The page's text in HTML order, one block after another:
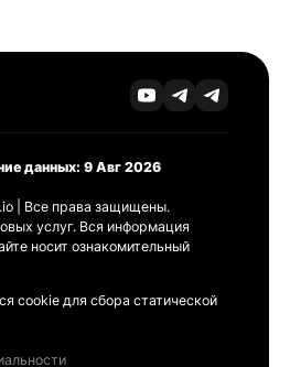
данных: 9 Авг 2026
| Все права защищены.
услуг. Вся информация
носит ознакомительный
cookie для сбора статической